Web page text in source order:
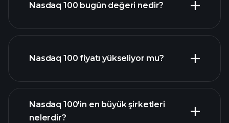
Nasdaq 100 bugün değeri nedir?
Nasdaq 100 fiyatı yükseliyor mu?
Nasdaq 100'in en büyük şirketleri
nelerdir?